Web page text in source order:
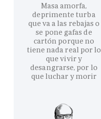
Masa amorfa,
deprimente turba
que va a las rebajas o
se pone gafas de
cartón porque no
tiene nada real por lo
que vivir y
desangrarse, por lo
que luchar y morir